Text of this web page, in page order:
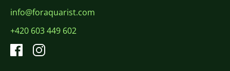
info@foraquarist.com
+420 603 449 602